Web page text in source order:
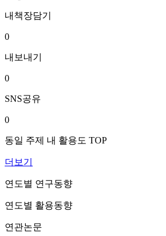
내책장담기
0
내보내기
0
SNS공유
0
동일 주제 내 활용도 TOP
더보기
연도별 연구동향
연도별 활용동향
연관논문